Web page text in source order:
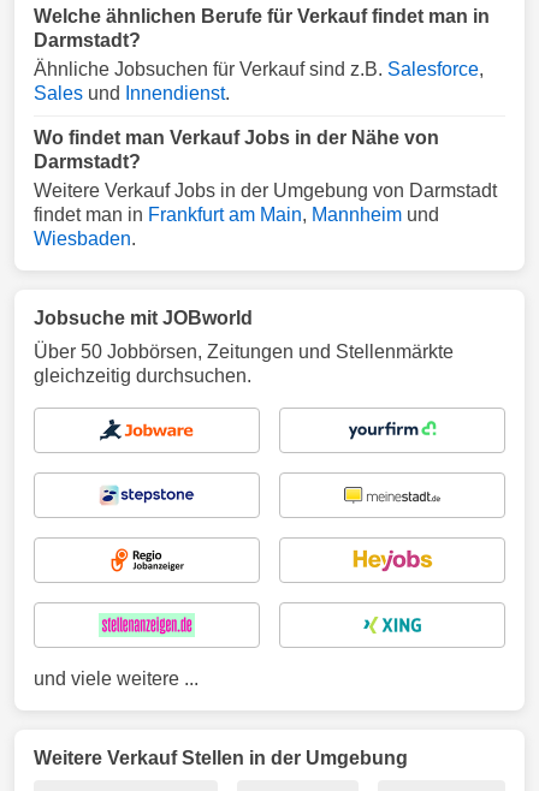
Welche ähnlichen Berufe für Verkauf findet man in
Darmstadt?
Ähnliche Jobsuchen für Verkauf sind z.B. Salesforce,
Sales und Innendienst.
Wo findet man Verkauf Jobs in der Nähe von
Darmstadt?
Weitere Verkauf Jobs in der Umgebung von Darmstadt
findet man in Frankfurt am Main, Mannheim und
Wiesbaden.
Jobsuche mit JOBworld
Über 50 Jobbörsen, Zeitungen und Stellenmärkte
gleichzeitig durchsuchen.
und viele weitere ...
Weitere Verkauf Stellen in der Umgebung